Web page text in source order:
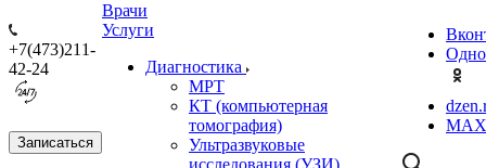
+7(473)211-
42-24
Записаться
Врачи
Услуги
Диагностика
МРТ
КТ (компьютерная
томография)
Ультразвуковые
исследования (УЗИ)